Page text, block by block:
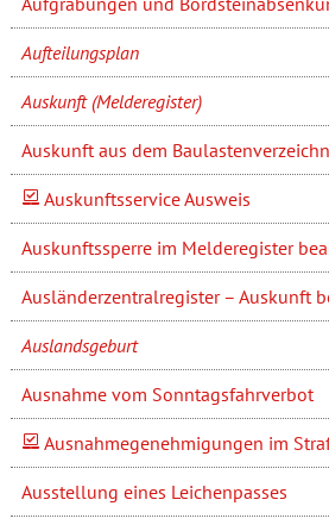
Aufteilungsplan
Auskunft (Melderegister)
Auskunft aus dem
Auskunftsservice Ausweis
Auskunftssperre im Melderegister
Ausländerzentralregister – Auskunft
Auslandsgeburt
Ausnahme vom Sonntagsfahrverbot
Ausnahmegenehmigungen im
Ausstellung eines Leichenpasses